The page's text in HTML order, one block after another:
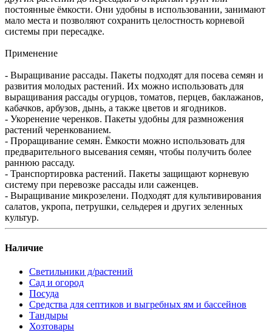
постоянные ёмкости. Они удобны в использовании, занимают
мало места и позволяют сохранить целостность корневой
системы при пересадке.
Применение
- Выращивание рассады. Пакеты подходят для посева семян и
развития молодых растений. Их можно использовать для
выращивания рассады огурцов, томатов, перцев, баклажанов,
кабачков, арбузов, дынь, а также цветов и ягодников.
- Укоренение черенков. Пакеты удобны для размножения
растений черенкованием.
- Проращивание семян. Ёмкости можно использовать для
предварительного высевания семян, чтобы получить более
раннюю рассаду.
- Транспортировка растений. Пакеты защищают корневую
систему при перевозке рассады или саженцев.
- Выращивание микрозелени. Подходят для культивирования
салатов, укропа, петрушки, сельдерея и других зеленных
культур.
Наличие
Светильники д/растений
Сад и огород
Посуда
Средства для септиков и выгребных ям и бассейнов
Тандыры
Хозтовары